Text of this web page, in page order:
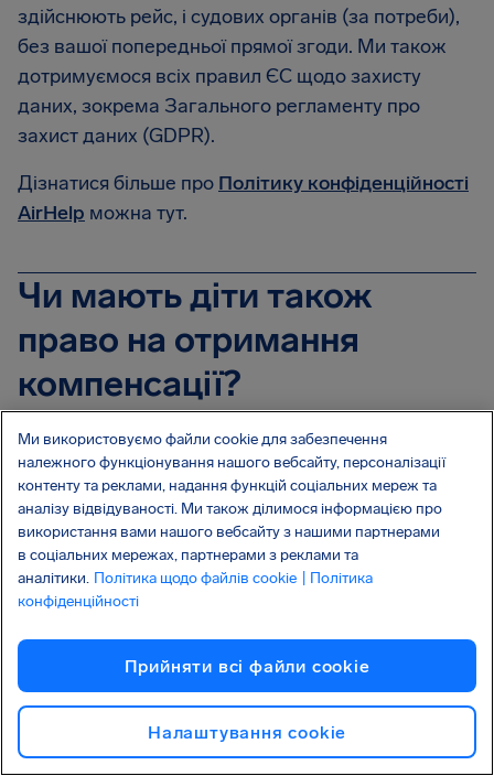
здійснюють рейс, і судових органів (за потреби),
без вашої попередньої прямої згоди. Ми також
дотримуємося всіх правил ЄС щодо захисту
даних, зокрема Загального регламенту про
захист даних (GDPR).
Дізнатися більше про Політику конфіденційності
AirHelp можна тут.
Чи мають діти також
право на отримання
компенсації?
Діти мають право на отримання компенсації після
зриву рейсу, якщо в них було заброньоване місце
або якщо вони сплатили повну вартість
дорослого авіаквитка. В усіх інших випадках,
будь ласка,подайте свою заяву, яку буде
розглянуто в індивідуальному порядку.
Чи вплине подання позову
проти авіакомпанії на мою
можливість подорожувати
Ми використовуємо файли cookie для забезпечення
належного функціонування нашого вебсайту, персоналізації
контенту та реклами, надання функцій соціальних мереж та
аналізу відвідуваності. Ми також ділимося інформацією про
використання вами нашого вебсайту з нашими партнерами
в соціальних мережах, партнерами з реклами та
аналітики. Політика щодо файлів cookie
| Політика
конфіденційності
Прийняти всі файли сookie
Налаштування cookie